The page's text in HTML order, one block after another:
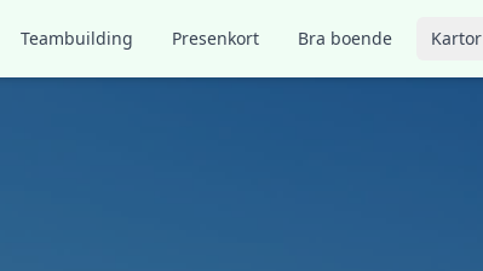
Teambuilding Presenkort Bra boende Kartor